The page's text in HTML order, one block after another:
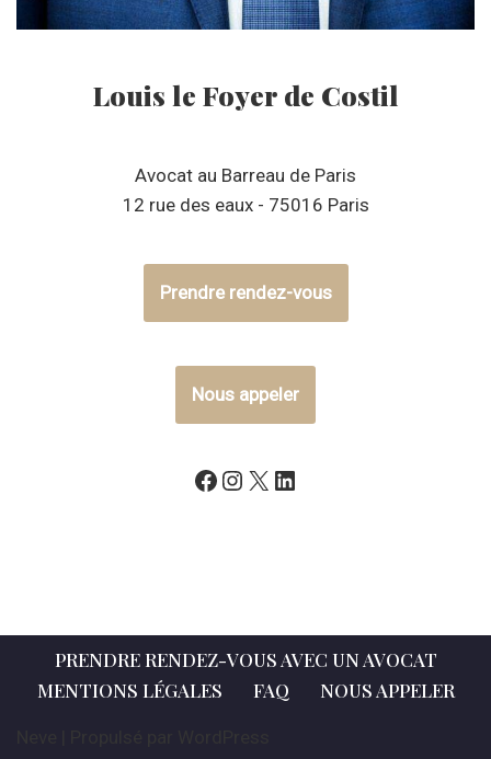
Louis le Foyer de Costil
Avocat au Barreau de Paris
12 rue des eaux - 75016 Paris
Prendre rendez-vous
Nous appeler
PRENDRE RENDEZ-VOUS AVEC UN AVOCAT
MENTIONS LÉGALES
FAQ NOUS APPELER